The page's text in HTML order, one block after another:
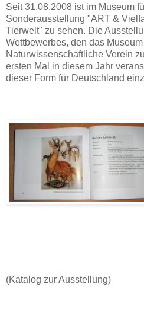
Seit 31.08.2008 ist im Museum
Sonderausstellung "ART &
Tierwelt" zu sehen. Die
Wettbewerbes, den das
Naturwissenschaftliche Verein
ersten Mal in diesem Jahr
dieser Form für Deutschland
(Katalog zur Ausstellung)